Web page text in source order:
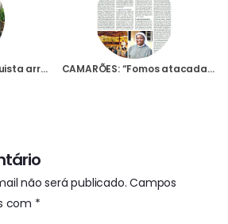
MOÇAMBIQUE: Catequista arrisca a vida para salvar “tesouro” da Paróquia de Palma durante ataque terrorista CAMARÕES: “Fomos atacadas…”
não será publicado. Campos
com *